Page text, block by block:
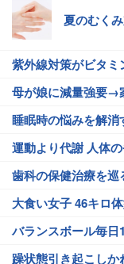
夏のむく
紫外線対策がビタミ
母が娘に減量強要→
睡眠時の悩みを解消
運動より代謝 人体
歯科の保健治療を巡
大食い女子 46キロ
バランスボール毎日
躁状態引き起こし